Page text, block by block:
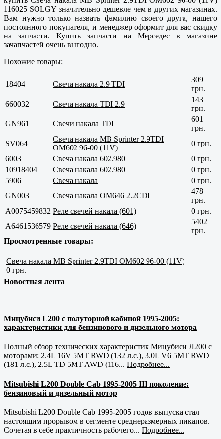
116025 SOLGY значительно дешевле чем в других магазинах.
Вам нужно только назвать фамилию своего друга, нашего
постоянного покупателя, и менеджер оформит для вас скидку
на запчасти. Купить запчасти на Мерседес в магазине
зачапчастей очень выгодно.
Похожие товары:
18404 Свеча накала 2.9 TDI
309
грн.
660032
Свеча накала TDI 2.9
143
грн.
GN961
Свечи накала TDI
601
грн.
SV064
Свеча накала MB Sprinter 2.9TDI
OM602 96-00 (11V)
0 грн.
6003
Свеча накала 602.980
0 грн.
10918404
Свеча накала 602.980
0 грн.
5906
Свеча накала
0 грн.
GN003
Свеча накала OM646 2.2CDI
478
грн.
A0075459832 Реле свечей накала (601)
0 грн.
A6461536579 Реле свечей накала (646)
5402
грн.
Просмотренные товары:
Свеча накала MB Sprinter 2.9TDI OM602 96-00 (11V)
0 грн.
Новостная лента
Мицубиси L200 с полуторной кабиной 1995-2005:
характеристики для бензинового и дизельного мотора
Полный обзор технических характеристик Мицубиси Л200 с
моторами: 2.4L 16V 5MT RWD (132 л.с.), 3.0L V6 5MT RWD
(181 л.с.), 2.5L TD 5MT AWD (116... Подробнее...
Mitsubishi L200 Double Cab 1995-2005 III поколение:
бензиновый и дизельный мотор
Mitsubishi L200 Double Cab 1995-2005 годов выпуска стал
настоящим прорывом в сегменте среднеразмерных пикапов.
Сочетая в себе практичность рабочего... Подробнее...